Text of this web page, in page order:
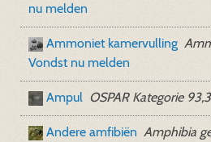
nu melden
Ammoniet kamervulling
Vondst nu melden
Ampul OSPAR Kategorie 93,3
Andere amfibiën Amphibia